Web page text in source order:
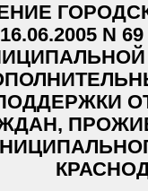
16.06.2005 N